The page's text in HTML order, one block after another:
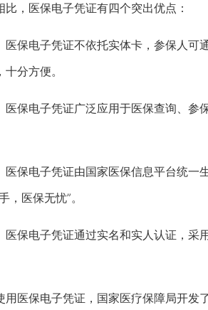
，医保电子凭证有四个突出优点：
电子凭证不依托实体卡，参保人可
分方便。
电子凭证广泛应用于医保查询、参
电子凭证由国家医保信息平台统一
，医保无忧”。
电子凭证通过实名和实人认证，采
保电子凭证，国家医疗保障局开发